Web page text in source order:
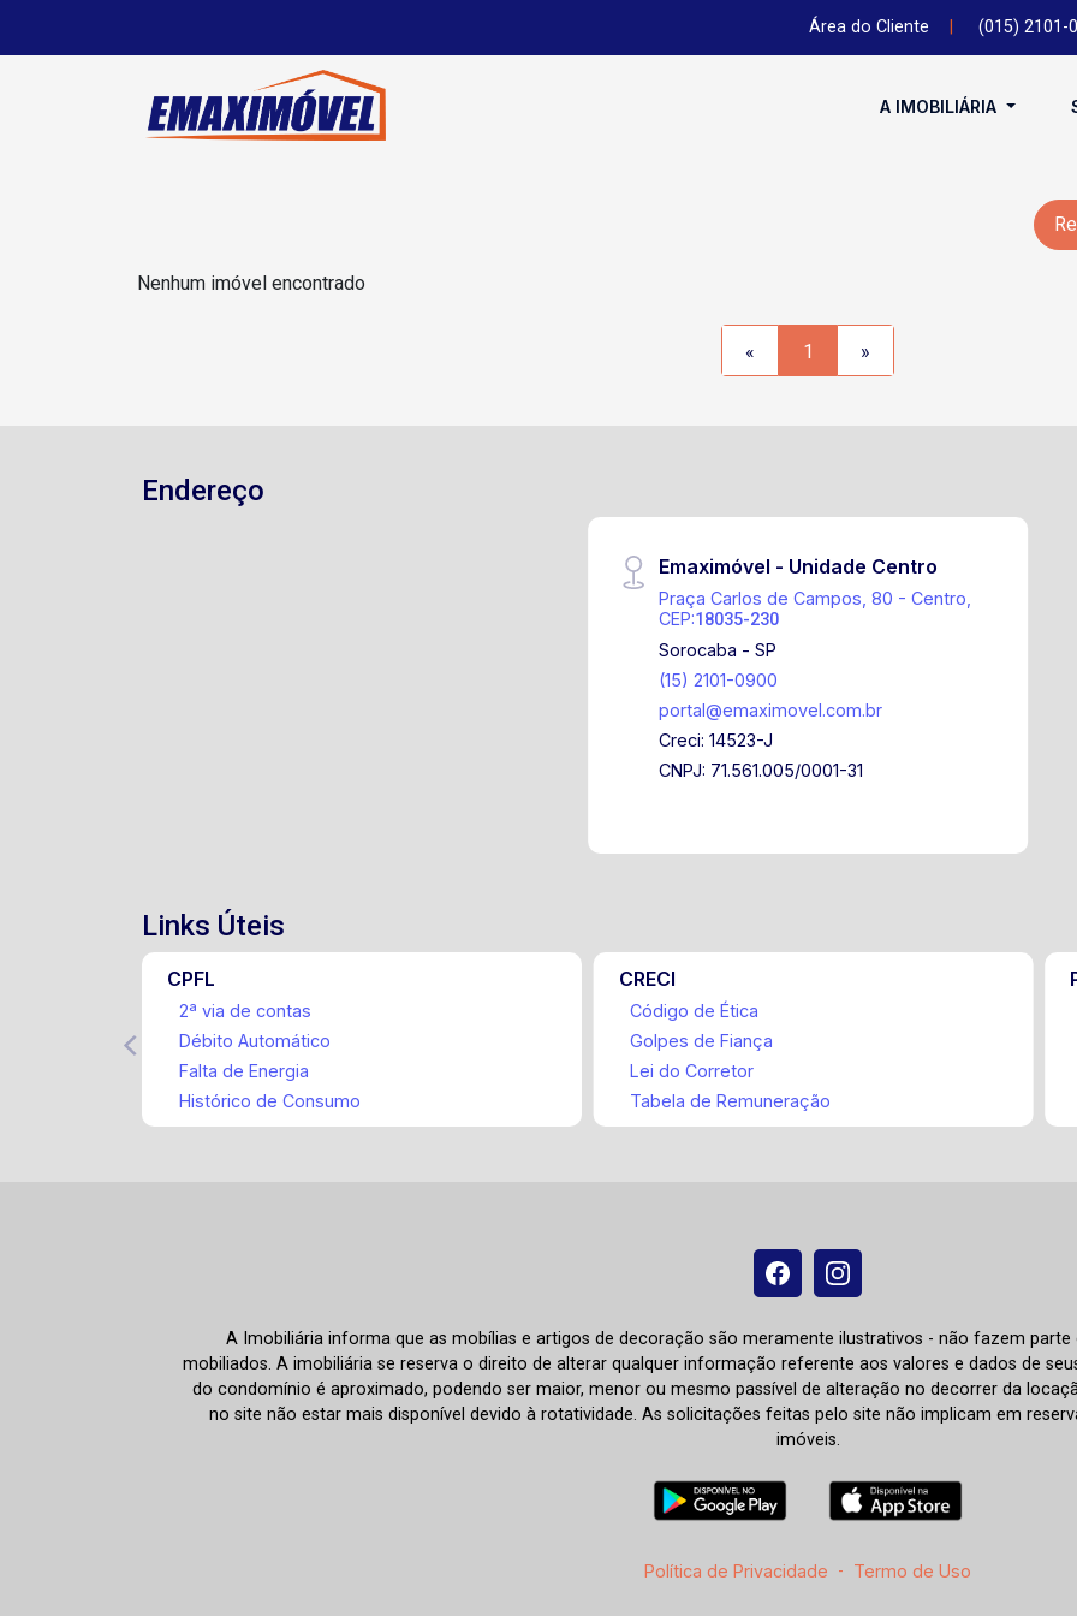
Área do Cliente (015) 2101-
A IMOBILIÁRIA
Nenhum imóvel encontrado
« 1 »
Endereço
Emaximóvel - Unidade Centro
Praça Carlos de Campos, 80 - Centro,
CEP:18035-230
Sorocaba - SP
(15) 2101-0900
portal@emaximovel.com.br
Creci: 14523-J
CNPJ: 71.561.005/0001-31
Links Úteis
CPFL
2ª via de contas
Débito Automático
Falta de Energia
Histórico de Consumo
CRECI
Código de Ética
Golpes de Fiança
Lei do Corretor
Tabela de Remuneração
A Imobiliária informa que as mobílias e artigos de decoração são meramente ilustrativos - não fazem
mobiliados. A imobiliária se reserva o direito de alterar qualquer informação referente aos valores e dados de
do condomínio é aproximado, podendo ser maior, menor ou mesmo passível de alteração no decorrer da
no site não estar mais disponível devido à rotatividade. As solicitações feitas pelo site não implicam em
imóveis.
Política de Privacidade - Termo de Uso